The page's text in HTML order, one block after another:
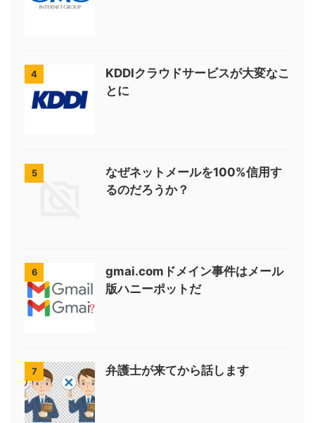
4
KDDIクラウドサービスが大変なこ
とに
5
なぜネットメールを100%信用す
るのだろうか？
6
gmai.comドメイン事件はメール
版ハニーポットだ
7 弁護士が来てから話します